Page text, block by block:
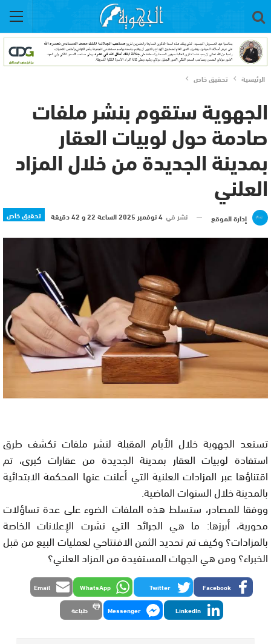
الرئيسية تحقيق خاص
الجهوية ستقوم بنشر ملفات
صادمة حول لوبيات العقار
بمدينة الجديدة من خلال المزاد
العلني
تحقيق خاص إدارة الموقع نشر في 4 نوفمبر 2025 الساعة 22 و 42 دقيقة
تستعد الجهوية خلال الأيام المقبلة لنشر ملفات تكشف طرق
استفادة لوبيات العقار بمدينة الجديدة من عقارات كبرى، تم
اقتناؤها عبر المزادات العلنية التي أعلنت عنها المحكمة الابتدائية
بالمدينة خلال السنوات الماضية.
ووفقا للمصادر، ستسلط هذه الملفات الضوء على عدة تساؤلات
محورية، أبرزها: ما هي الجرائد التي نشرت الإعلانات الخاصة
بالمزادات؟ وكيف تم تحديد الثمن الافتتاحي لعمليات البيع من قبل
الخبراء؟ ومن هي الجهات المستفيدة من المزاد العلني؟
Facebook
Twitter
WhatsApp
Email
LinkedIn
Messenger طباعة